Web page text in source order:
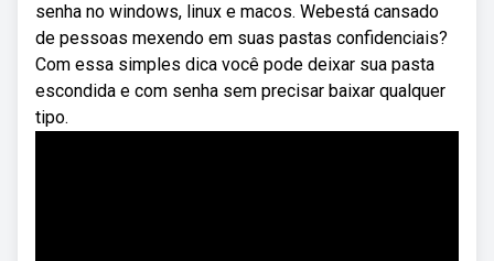
senha no windows, linux e macos. Webestá cansado
de pessoas mexendo em suas pastas confidenciais?
Com essa simples dica você pode deixar sua pasta
escondida e com senha sem precisar baixar qualquer
tipo.